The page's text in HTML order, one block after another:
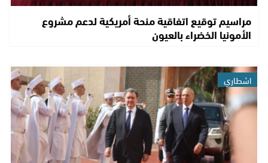
مراسيم توقيع اتفاقية منحة أمريكية لدعم مشروع
الأمونيا الخضراء بالعيون
اشطاري